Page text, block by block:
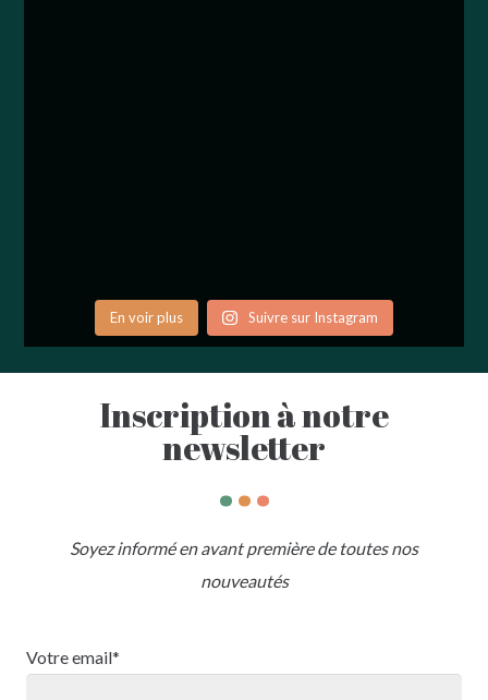
En voir plus Suivre sur Instagram
Inscription à notre
newsletter
...
Soyez informé en avant première de toutes nos
nouveautés
Votre email*